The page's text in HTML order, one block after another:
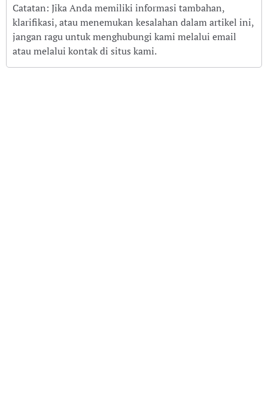
Catatan: Jika Anda memiliki informasi tambahan,
klarifikasi, atau menemukan kesalahan dalam artikel ini,
jangan ragu untuk menghubungi kami melalui email
atau melalui kontak di situs kami.